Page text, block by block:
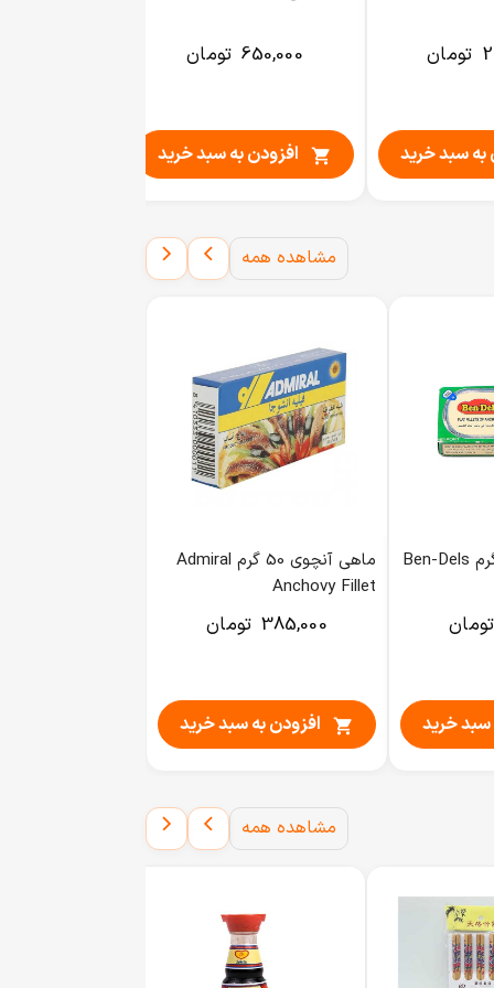
650,000 تومان
 افزودن به سبد خرید
تومان
به سبد خرید
مشاهده همه
ماهی آنچوی 50 گرم Admiral
Anchovy Fillet
385,000 تومان
 افزودن به سبد خرید
تومان
سبد خرید
مشاهده همه